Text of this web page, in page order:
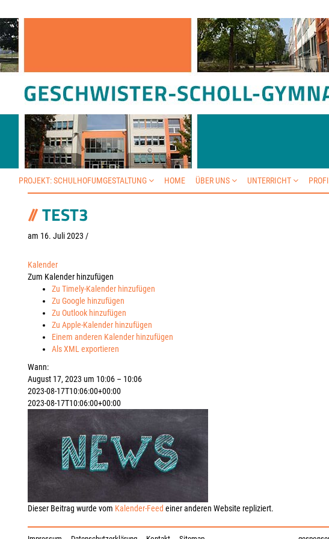
PROJEKT: SCHULHOFUMGESTALTUNG HOME ÜBER UNS UNTERRICHT
TEST3
am 16. Juli 2023 /
Kalender
Zum Kalender hinzufügen
Zu Timely-Kalender hinzufügen
Zu Google hinzufügen
Zu Outlook hinzufügen
Zu Apple-Kalender hinzufügen
Einem anderen Kalender hinzufügen
Als XML exportieren
Wann:
August 17, 2023 um 10:06 – 10:06
2023-08-17T10:06:00+00:00
2023-08-17T10:06:00+00:00
Dieser Beitrag wurde vom Kalender-Feed einer anderen Website repliziert.